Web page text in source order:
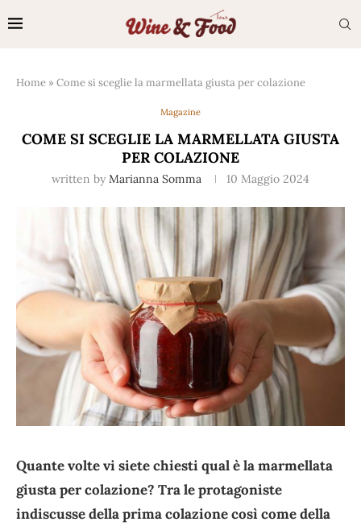
Home »Come si sceglie la marmellata giusta per colazione
Magazine
COME SI SCEGLIE LA MARMELLATA GIUSTA
PER COLAZIONE
written by Marianna Somma 10 Maggio 2024
Quante volte vi siete chiesti qual è la marmellata
giusta per colazione? Tra le protagoniste
indiscusse della prima colazione così come della